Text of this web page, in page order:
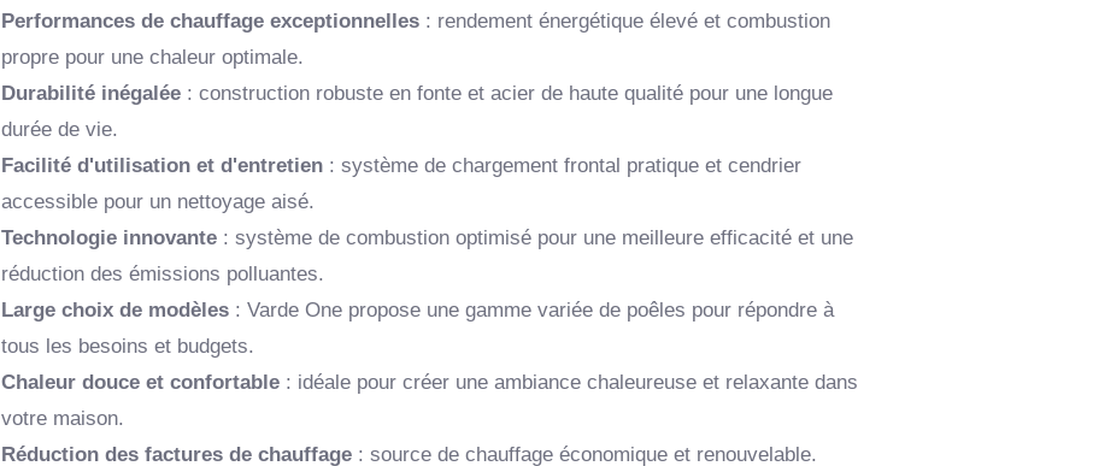
Performances de chauffage exceptionnelles : rendement énergétique élevé et combustion
propre pour une chaleur optimale.
Durabilité inégalée : construction robuste en fonte et acier de haute qualité pour une longue
durée de vie.
Facilité d'utilisation et d'entretien : système de chargement frontal pratique et cendrier
accessible pour un nettoyage aisé.
Technologie innovante : système de combustion optimisé pour une meilleure efficacité et une
réduction des émissions polluantes.
Large choix de modèles : Varde One propose une gamme variée de poêles pour répondre à
tous les besoins et budgets.
Chaleur douce et confortable : idéale pour créer une ambiance chaleureuse et relaxante dans
votre maison.
Réduction des factures de chauffage : source de chauffage économique et renouvelable.